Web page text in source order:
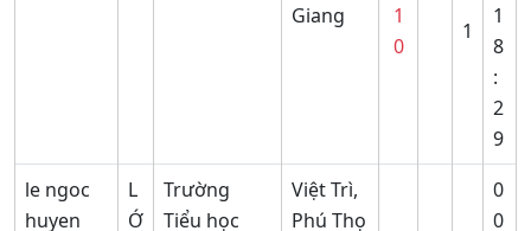
Giang
1
0
1
1
8
:
2
9
le ngoc
huyen
L
Ớ
Trường
Tiểu học
Việt Trì,
Phú Thọ
0
0